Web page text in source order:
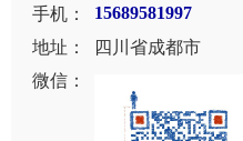
手机：
15689581997
地址：
四川省成都市
微信：